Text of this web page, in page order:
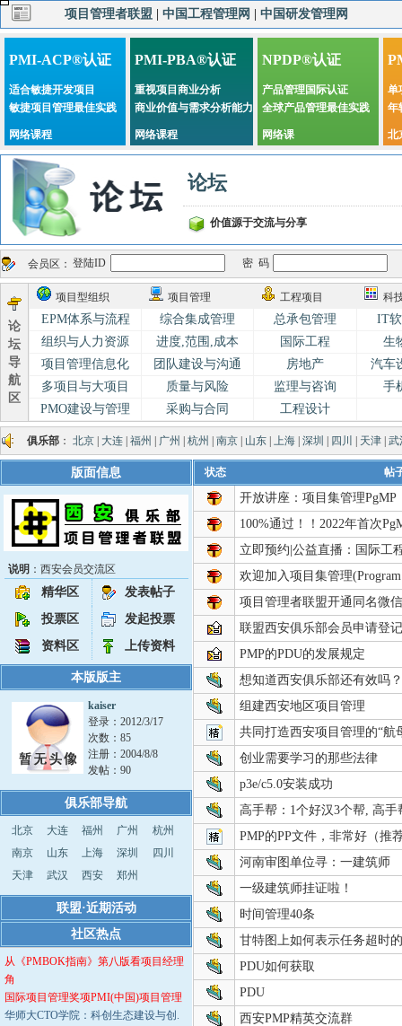
项目管理者联盟 中国工程管理网 中国研发管理网
PMI-ACP®认证
适合敏捷开发项目
敏捷项目管理最佳实践
网络课程
PMI-PBA®认证
重视项目商业分析
商业价值与需求分析能力
网络课程
NPDP®认证
产品管理国际认证
全球产品管理最佳实践
网络课
单
年
北
论坛
价值源于交流与分享
会员区： 登陆ID 密 码
论
坛
导
航
区
项目型组织 项目管理 工程项目 科
EPM体系与流程 综合集成管理 总承包管理
IT
组织与人力资源
进度,范围,成本 国际工程
生
项目管理信息化
团队建设与沟通 房地产
汽车
多项目与大项目
质量与风险 监理与咨询
手
PMO建设与管理
采购与合同 工程设计
俱乐部 ： 北京 大连 福州 广州 杭州 南京 山东 上海 深圳 四川 天津 武
版面信息
说明 ：西安会员交流区
精华区
发表帖子
投票区
发起投票
资料区
上传资料
本版版主
kaiser
登录：2012/3/17
次数：85
注册：2004/8/8
发帖：90
俱乐部导航
北京 大连 福州 广州
杭州
南京
山东 上海 深圳
四川
天津
武汉 西安 郑州
联盟·近期活动
社区热点
从《PMBOK指南》第八版看项目经理
角
国际项目管理奖项PMI(中国)项目管理
华师大CTO学院：科创生态建设与创.
状态 帖
开放讲座：项目集管理
100%通过！！2022年首次
立即预约|公益直播：国际工
欢迎加入项目集管理
项目管理者联盟开通同名微
联盟西安俱乐部会员申请登
PMP的PDU的发展规定
想知道西安俱乐部还有效吗？
组建西安地区项目管理
共同打造西安项目管理的“航
创业需要学习的那些法律
p3e/c5.0安装成功
高手帮：1个好汉3个帮, 高
PMP的PP文件，非常好（推
河南审图单位寻：一建筑师
一级建筑师挂证啦！
时间管理40条
甘特图上如何表示任务超时
PDU如何获取
PDU
西安PMP精英交流群